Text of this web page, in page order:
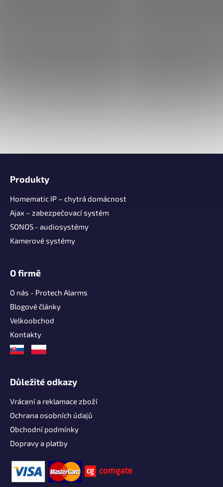
Produkty
Homematic IP – chytrá domácnost
Ajax – zabezpečovací systém
SONOS - audiosystémy
Kamerové systémy
O firmě
O nás - Protech Alarms
Blogové články
Velkoobchod
Kontakty
Důležité odkazy
Vrácení a reklamace zboží
Ochrana osobních údajů
Obchodní podmínky
Dopravy a platby